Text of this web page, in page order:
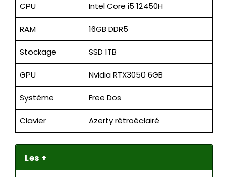
CPU Intel Core i5 12450H
RAM 16GB DDR5
Stockage SSD 1TB
GPU Nvidia RTX3050 6GB
Système Free Dos
Clavier Azerty rétroéclairé
Les +